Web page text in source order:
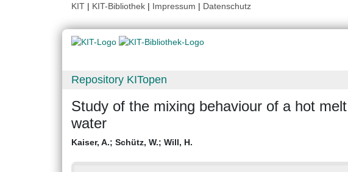
KIT | KIT-Bibliothek | Impressum | Datenschutz
Repository KITopen
Study of the mixing behaviour of a hot
water
Kaiser, A.; Schütz, W.; Will, H.